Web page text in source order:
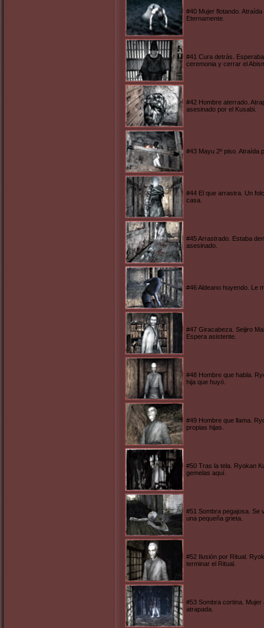
#40 Mujer flotando.
Eternamente.
#41 Cura detrás.
ceremonia y cerrar el
#42 Hombre aterrado.
asesinado por el Kusabi.
#43 Mayu 2º piso. Atraída
#44 El que arrastra. Un
casa.
#45 Arrastrado. Estaba
asesinado.
#46 Aldeano huyendo. Le
#47 Giracabeza. Seijiro
Espera asistente.
#48 Hombre que habla.
hija que huyó.
#49 Hombre que llama.
propias hijas.
#50 Tras la tela. Ryokan
gemelas aquí.
#51 Sombra pegajosa. Se
una pequeña grieta.
#52 Ilusión por Ritual.
terminar el Ritual.
#53 Sombra cortina.
atrapada.